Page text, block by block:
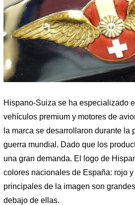
Hispano-Suiza se ha especializado
vehículos premium y motores de
la marca se desarrollaron durante la
guerra mundial. Dado que los
una gran demanda. El logo de
colores nacionales de España: rojo
principales de la imagen son
debajo de ellas.